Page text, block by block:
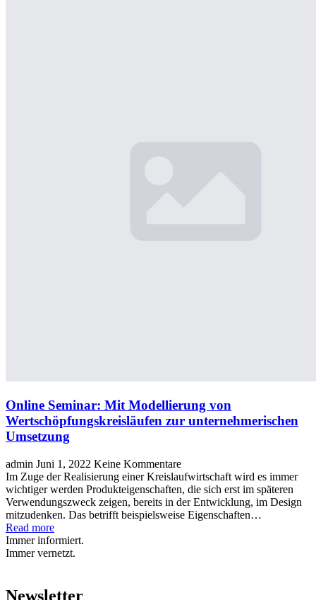
Online Seminar: Mit Modellierung von
Wertschöpfungskreisläufen zur unternehmerischen
Umsetzung
admin Juni 1, 2022 Keine Kommentare
Im Zuge der Realisierung einer Kreislaufwirtschaft wird es immer
wichtiger werden Produkteigenschaften, die sich erst im späteren
Verwendungszweck zeigen, bereits in der Entwicklung, im Design
mitzudenken. Das betrifft beispielsweise Eigenschaften…
Read more
Immer informiert.
Immer vernetzt.
Newsletter